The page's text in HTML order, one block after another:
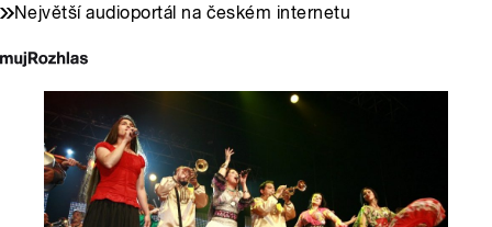
Největší audioportál na českém internetu